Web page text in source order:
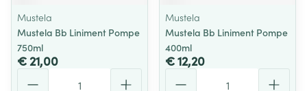
Mustela
Mustela Bb Liniment Pompe
750ml
€ 21,00
Mustela
Mustela Bb Liniment Pompe
400ml
€ 12,20